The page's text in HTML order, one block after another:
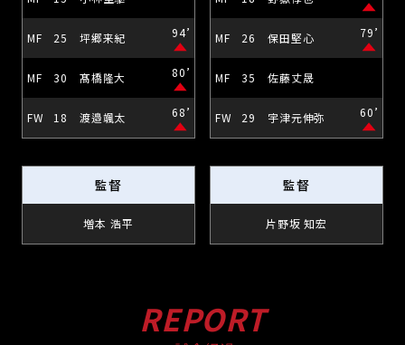
MF 25 坪郷来紀 94’
MF 30 髙橋隆大 80’
FW 18 渡邉颯太 68’
監督
増本 浩平
MF 26 保田堅心 79’
MF 35 佐藤丈晟
FW 29 宇津元伸弥 60’
監督
片野坂 知宏
REPORT